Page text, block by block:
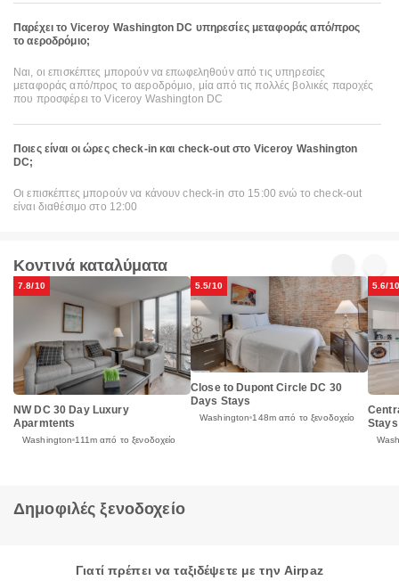
Παρέχει το Viceroy Washington DC υπηρεσίες μεταφοράς από/προς
το αεροδρόμιο;
Ναι, οι επισκέπτες μπορούν να επωφεληθούν από τις υπηρεσίες
μεταφοράς από/προς το αεροδρόμιο, μία από τις πολλές βολικές παροχές
που προσφέρει το Viceroy Washington DC
Ποιες είναι οι ώρες check-in και check-out στο Viceroy Washington
DC;
Οι επισκέπτες μπορούν να κάνουν check-in στο 15:00 ενώ το check-out
είναι διαθέσιμο στο 12:00
Κοντινά καταλύματα
7.8/10
NW DC 30 Day Luxury
Aparmtents
Washington 111m από το ξενοδοχείο
5.5/10
Close to Dupont Circle DC 30
Days Stays
Washington 148m από το ξενοδοχείο
5.6/10
Stays
Δημοφιλές ξενοδοχείο
Γιατί πρέπει να ταξιδέψετε με την Airpaz